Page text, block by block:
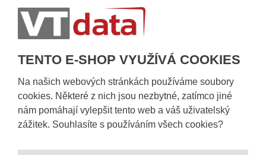
TENTO E-SHOP VYUŽÍVÁ COOKIES
Na našich webových stránkách používáme soubory
cookies. Některé z nich jsou nezbytné, zatímco jiné
nám pomáhají vylepšit tento web a váš uživatelský
zážitek. Souhlasíte s používáním všech cookies?
Informace k dostupnosti zboží
Obecné informace